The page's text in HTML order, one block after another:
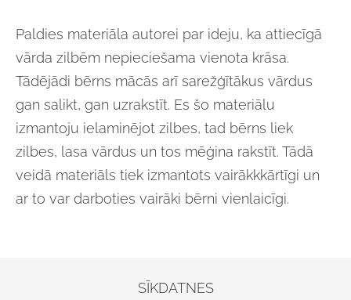
Paldies materiāla autorei par ideju, ka attiecīgā
vārda zilbēm nepieciešama vienota krāsa.
Tādējādi bērns mācās arī sarežģītākus vārdus
gan salikt, gan uzrakstīt. Es šo materiālu
izmantoju ielaminējot zilbes, tad bērns liek
zilbes, lasa vārdus un tos mēģina rakstīt. Tādā
veidā materiāls tiek izmantots vairākkkārtīgi un
ar to var darboties vairāki bērni vienlaicīgi.
SĪKDATNES